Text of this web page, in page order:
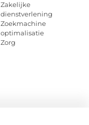
Zakelijke
dienstverlening
Zoekmachine
optimalisatie
Zorg